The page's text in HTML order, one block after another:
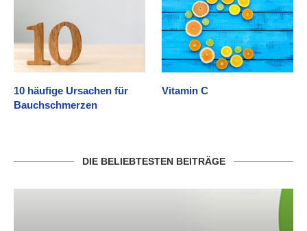
10 häufige Ursachen für
Bauchschmerzen
Vitamin C
DIE BELIEBTESTEN BEITRÄGE